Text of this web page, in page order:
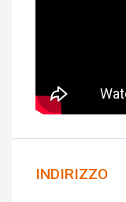
INDIRIZZO